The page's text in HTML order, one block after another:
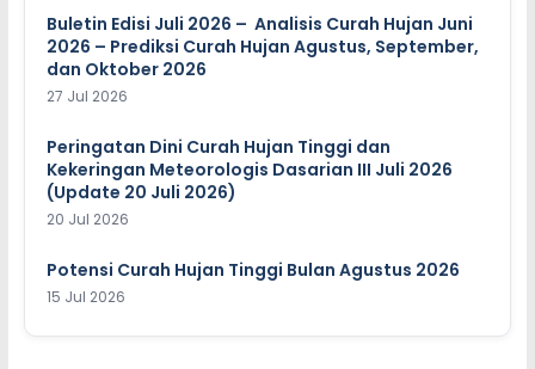
Buletin Edisi Juli 2026 – Analisis Curah Hujan Juni
2026 – Prediksi Curah Hujan Agustus, September,
dan Oktober 2026
27 Jul 2026
Peringatan Dini Curah Hujan Tinggi dan
Kekeringan Meteorologis Dasarian III Juli 2026
(Update 20 Juli 2026)
20 Jul 2026
Potensi Curah Hujan Tinggi Bulan Agustus 2026
15 Jul 2026